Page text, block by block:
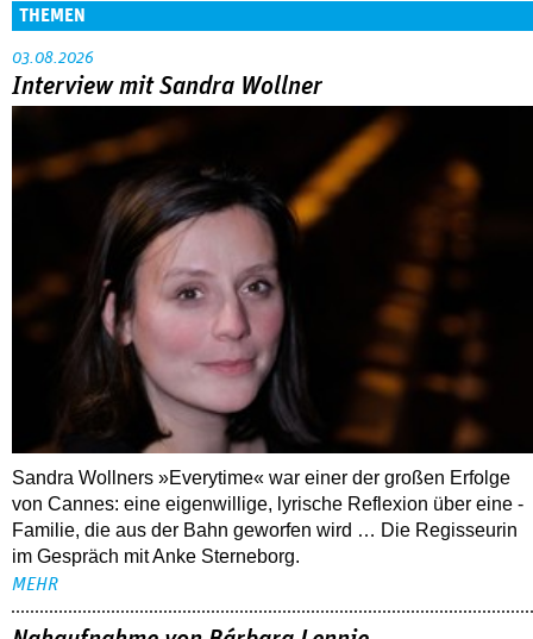
THEMEN
03.08.2026
Interview mit Sandra Wollner
Sandra Wollners »Everytime« war einer der großen Erfolge
von Cannes: eine eigenwillige, lyrische Reflexion über eine ­
Familie, die aus der Bahn geworfen wird … Die Regisseurin
im Gespräch mit Anke Sterneborg.
MEHR